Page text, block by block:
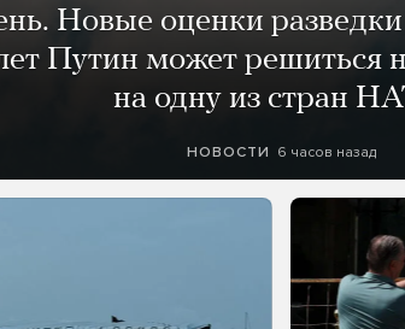
Новые оценки
Путин может решиться
на одну из стран
НОВОСТИ 6 часов назад